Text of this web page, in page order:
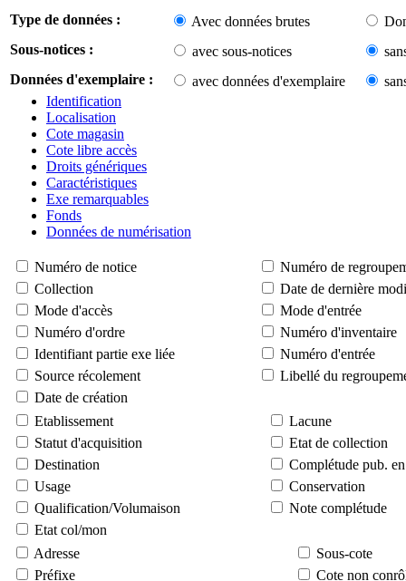
Type de données :
Avec données brutes
Sous-notices :
avec sous-notices
Données d'exemplaire :
avec données d'exemplaire
Identification
Localisation
Cote magasin
Cote libre accès
Droits génériques
Caractéristiques
Exe remarquables
Fonds
Données de numérisation
Numéro de notice
Numéro de
Collection
Date de dernière
Mode d'accès
Mode d'entrée
Numéro d'ordre
Numéro d'inventaire
Identifiant partie exe liée
Numéro d'entrée
Source récolement
Libellé du
Date de création
Etablissement
Lacune
Statut d'acquisition
Etat de collection
Destination
Complétude pub.
Usage
Conservation
Qualification/Volumaison
Note complétude
Etat col/mon
Adresse
Sous-cote
Préfixe
Cote non